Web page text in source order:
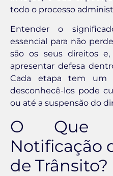
todo o processo
Entender o
essencial para não
são os seus direitos e,
apresentar defesa
Cada etapa tem um
desconhecê-los pode
ou até a suspensão do
O Que
Notificação
de Trânsito?